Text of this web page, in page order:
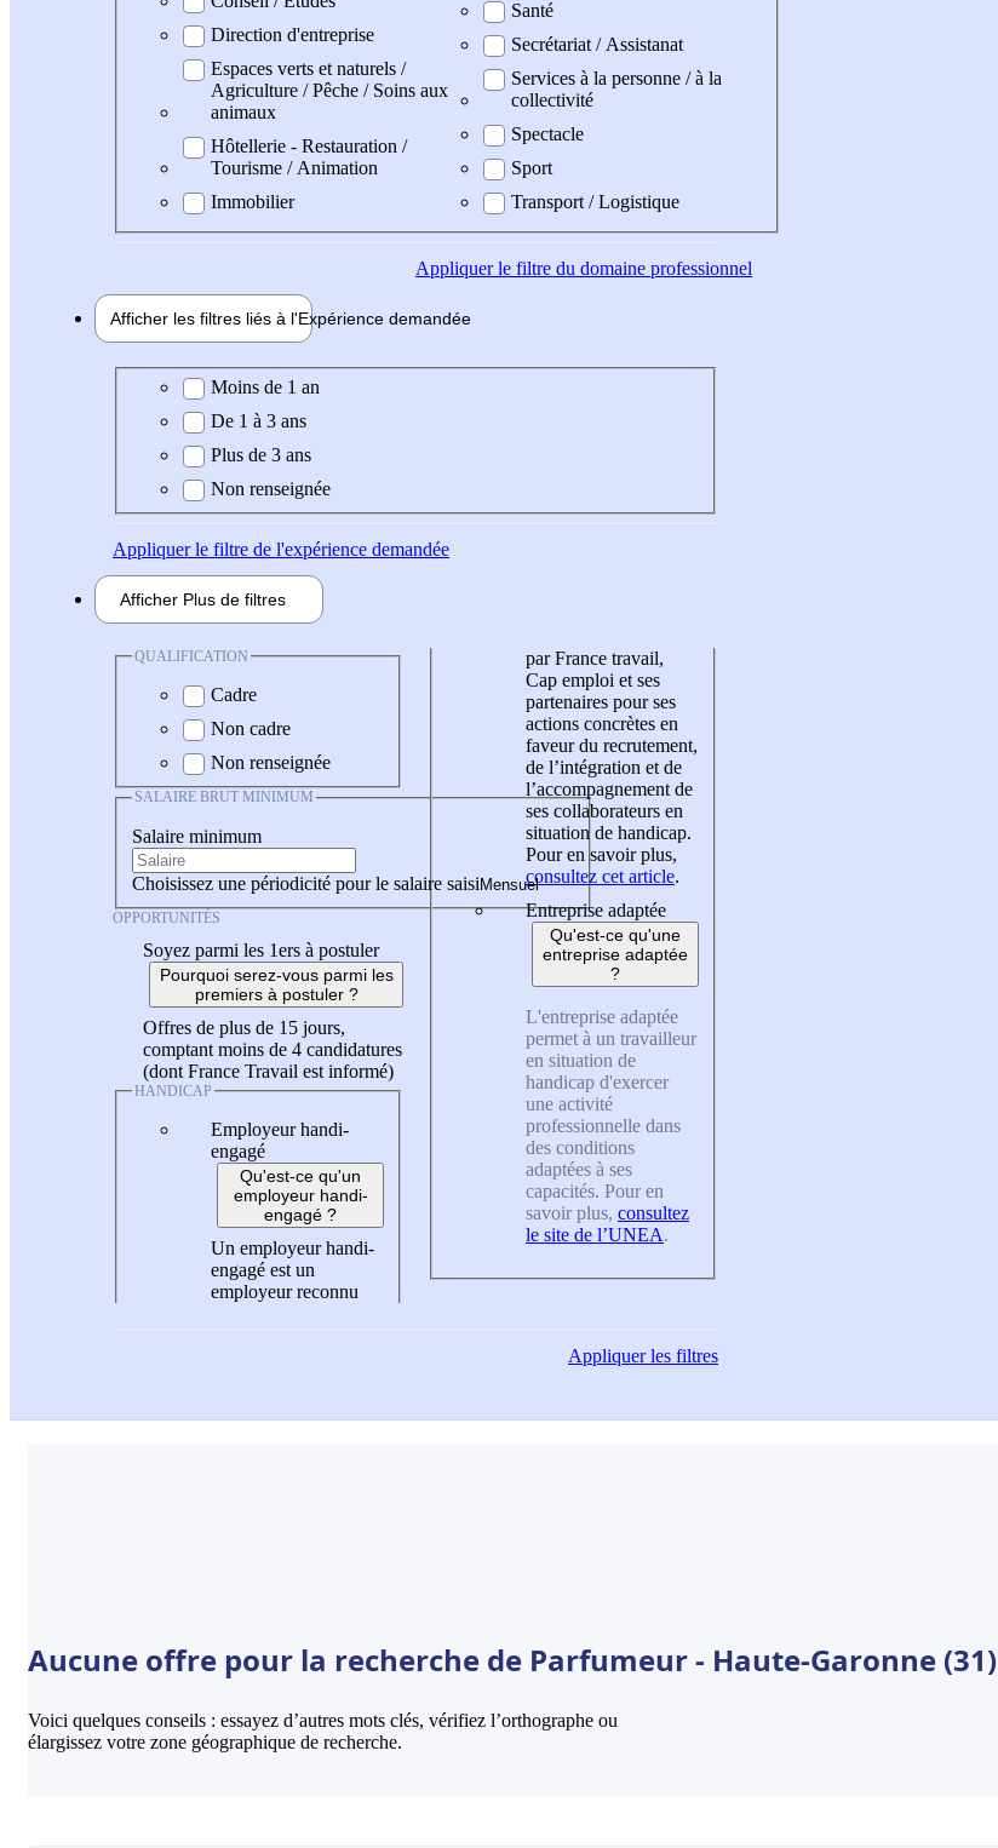
Direction d'entreprise
Espaces verts et naturels /
Agriculture / Pêche / Soins aux
animaux
Hôtellerie - Restauration /
Tourisme / Animation
Immobilier
Santé
Secrétariat / Assistanat
Services à la personne / à la
collectivité
Spectacle
Sport
Transport / Logistique
Appliquerle filtre du domaine professionnel
Afficher les filtres liés à l'Expérience demandée
Expérience demandée
Moins de 1 an
De 1 à 3 ans
Plus de 3 ans
Non renseignée
Appliquerle filtre de l'expérience demandée
Afficher Plus de filtres
QUALIFICATION
Cadre
Non cadre
Non renseignée
SALAIRE BRUT MINIMUM
Salaire minimum
Choisissez une périodicité pour le salaire saisi
OPPORTUNITÉS
Soyez parmi les 1ers à postuler
Pourquoi serez-vous parmi les
premiers à postuler ?
Offres de plus de 15 jours,
comptant moins de 4 candidatures
(dont France Travail est informé)
HANDICAP
Employeur handi-
engagé
Qu'est-ce qu'un
employeur handi-
engagé ?
Un employeur handi-
engagé est un
employeur reconnu
par France travail,
Cap emploi et ses
partenaires pour ses
actions concrètes en
faveur du recrutement,
de l’intégration et de
l’accompagnement de
ses collaborateurs en
situation de handicap.
Pour en savoir plus,
consultez cet article.
Entreprise adaptée
Qu'est-ce qu'une
entreprise adaptée
?
L'entreprise adaptée
permet à un travailleur
en situation de
handicap d'exercer
une activité
professionnelle dans
des conditions
adaptées à ses
capacités. Pour en
savoir plus, consultez
le site de l’UNEA.
Appliquerles filtres
Aucune offre pour la recherche de Parfumeur - Haute-Garonne (31)
Voici quelques conseils : essayez d’autres mots clés, vérifiez l’orthographe ou
élargissez votre zone géographique de recherche.